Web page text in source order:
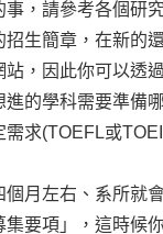
事，請參考各個研
招生簡章，在新的
站，因此你可以透
進的學科需要準備
需求(TOEFL或
個月左右、系所就
集要項」，這時候